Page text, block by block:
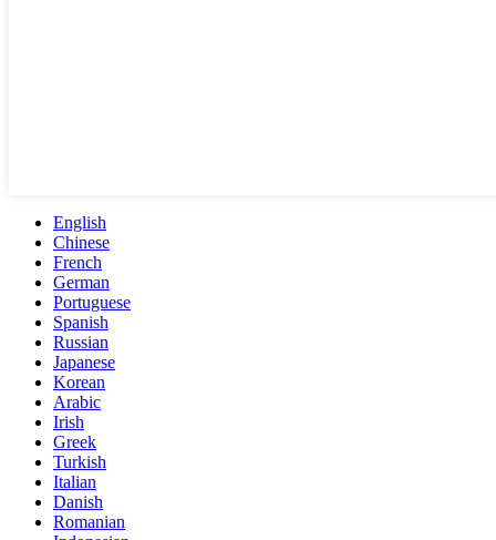
English
Chinese
French
German
Portuguese
Spanish
Russian
Japanese
Korean
Arabic
Irish
Greek
Turkish
Italian
Danish
Romanian